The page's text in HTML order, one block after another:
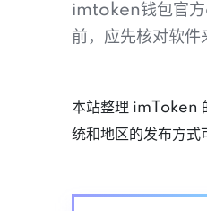
imtoken钱包官方
前，应先核对软件
本站整理 imToken
统和地区的发布方式